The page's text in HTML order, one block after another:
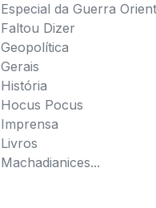
Especial da Guerra
Faltou Dizer
Geopolítica
Gerais
História
Hocus Pocus
Imprensa
Livros
Machadianices...